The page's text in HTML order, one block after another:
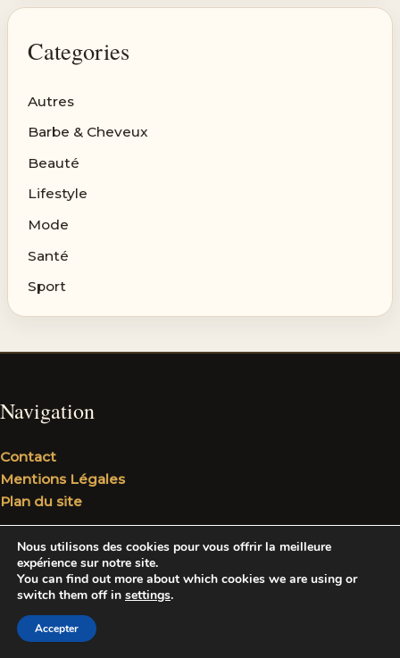
Categories
Autres
Barbe & Cheveux
Beauté
Lifestyle
Mode
Santé
Sport
Navigation
Contact
Mentions Légales
Plan du site
Nos catégories
Lifestyle
Nous utilisons des cookies pour vous offrir la meilleure
expérience sur notre site.
You can find out more about which cookies we are using or
switch them off in settings.
Accepter